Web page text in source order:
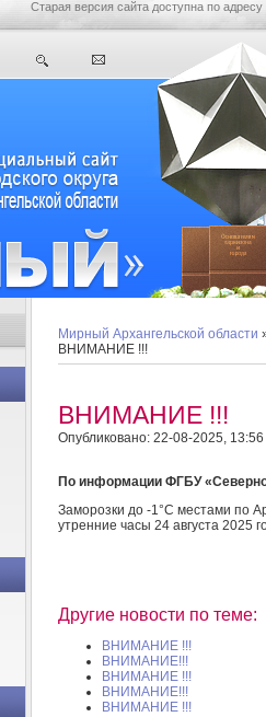
Старая версия сайта доступна по адресу
Мирный Архангельской области
ВНИМАНИЕ !!!
ВНИМАНИЕ !!!
Опубликовано: 22-08-2025, 13:56
По информации ФГБУ
Заморозки до -1°С местами по
утренние часы 24 августа 2025
Другие новости по теме:
ВНИМАНИЕ !!!
ВНИМАНИЕ!!!
ВНИМАНИЕ !!!
ВНИМАНИЕ!!!
ВНИМАНИЕ !!!